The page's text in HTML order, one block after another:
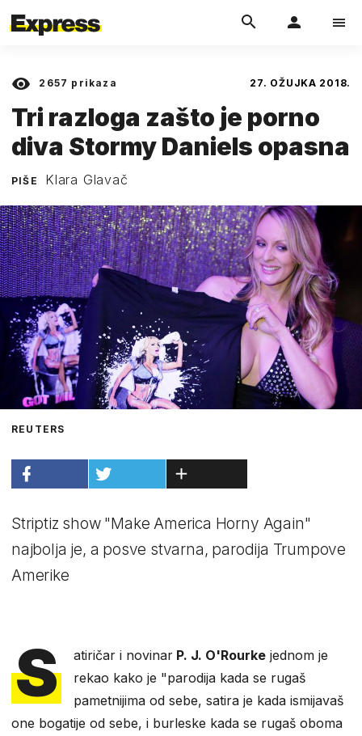
2657 prikaza 27. OŽUJKA 2018.
Tri razloga zašto je porno
diva Stormy Daniels opasna
PIŠE Klara Glavač
REUTERS
Striptiz show "Make America Horny Again"
najbolja je, a posve stvarna, parodija Trumpove
Amerike
S atiričar i novinar P. J. O'Rourke jednom je
rekao kako je "parodija kada se rugaš
pametnijima od sebe, satira je kada ismijavaš
one bogatije od sebe, i burleske kada se rugaš oboma